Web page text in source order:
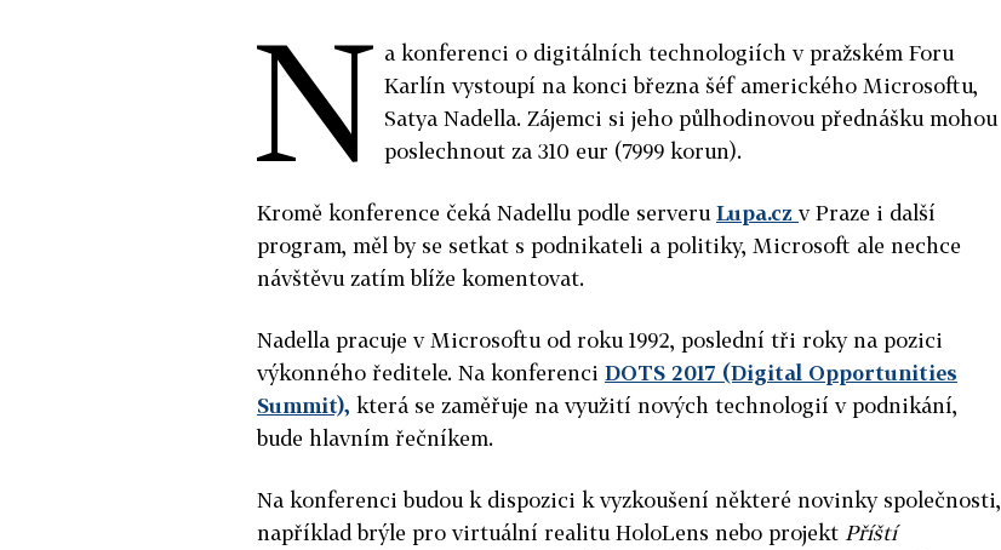
N a konferenci o digitálních technologiích v pražském Foru
Karlín vystoupí na konci března šéf amerického Microsoftu,
Satya Nadella. Zájemci si jeho půlhodinovou přednášku mohou
poslechnout za 310 eur (7999 korun).
Kromě konference čeká Nadellu podle serveru Lupa.cz v Praze i další
program, měl by se setkat s podnikateli a politiky, Microsoft ale nechce
návštěvu zatím blíže komentovat.
Nadella pracuje v Microsoftu od roku 1992, poslední tři roky na pozici
výkonného ředitele. Na konferenci DOTS 2017 (Digital Opportunities
Summit), která se zaměřuje na využití nových technologií v podnikání,
bude hlavním řečníkem.
Na konferenci budou k dispozici k vyzkoušení některé novinky společnosti,
například brýle pro virtuální realitu HoloLens nebo projekt Příští